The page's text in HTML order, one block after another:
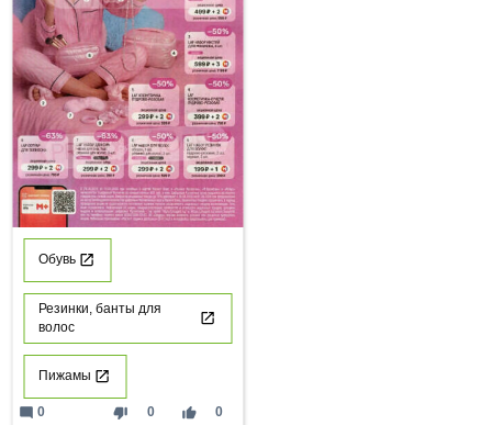
Обувь
Резинки, банты для
волос
Пижамы
thumb_down 0 thumb_up 0
mode_comment 0